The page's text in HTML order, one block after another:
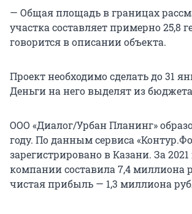
— Общая площадь в границах
участка составляет примерно 25,8
говорится в описании объекта.
Проект необходимо сделать до 31
Деньги на него выделят из
ООО «Диалог/Урбан Планинг»
году. По данным сервиса
зарегистрировано в Казани. За
компании составила 7,4 миллиона
чистая прибыль — 1,3 миллиона